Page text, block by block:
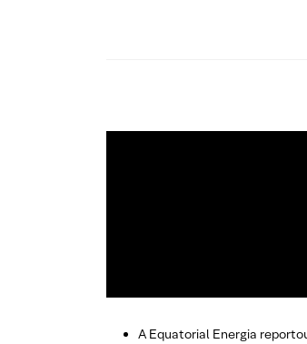
A Equatorial Energia